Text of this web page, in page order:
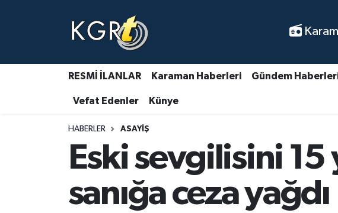
RESMİ İLANLAR Karaman Haberleri Gündem
Vefat Edenler Künye
HABERLER ASAYIŞ
Eski sevgilisini 15
sanığa ceza yağdı
Karaman Haberleri
Gündem Haberleri
Güncel Haberler
Asayiş Haberleri
Ulusal Haberler